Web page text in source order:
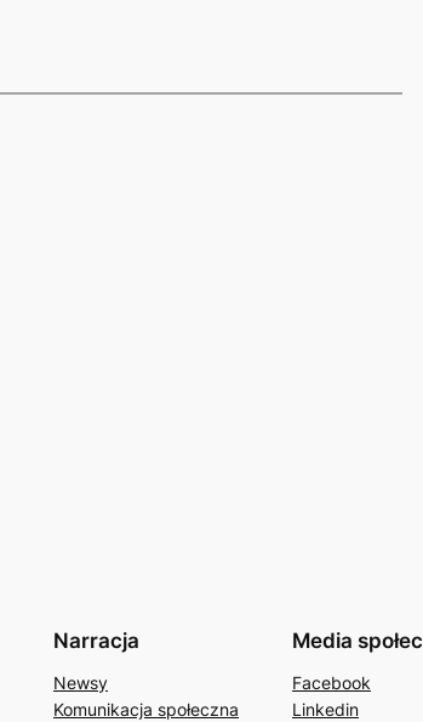
Narracja
Newsy
Komunikacja społeczna
Media
Facebook
Linkedin